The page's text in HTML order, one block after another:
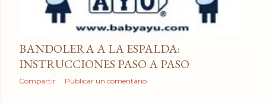
a
s
BANDOLERA A LA ESPALDA:
INSTRUCCIONES PASO A PASO
Compartir Publicar un comentario